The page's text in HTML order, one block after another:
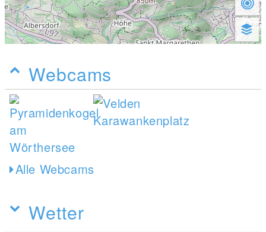
Webcams
Alle Webcams
Wetter